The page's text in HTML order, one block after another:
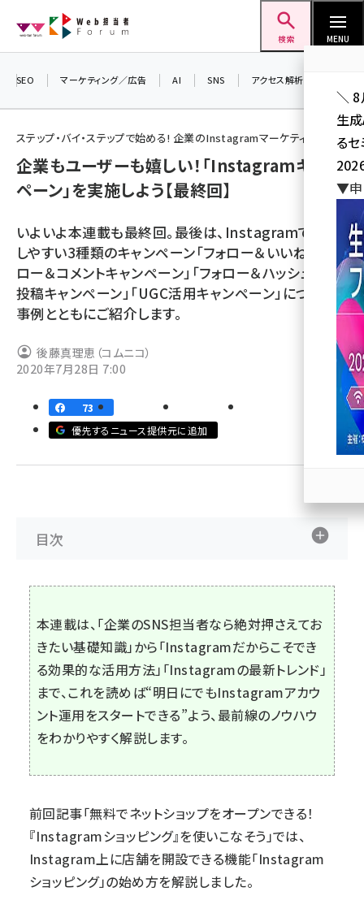
ン
検索 MENU
seo (3528)
youtube (2439)
note (2315)
セミナー (2308)
meo (1277)
SEO マーケティング／広告 AI SNS アクセス解析／データ分析
ステップ・バイ・ステップで始める! 企業のInstagramマーケティング
企業もユーザーも嬉しい！「Instagramキャン
ペーン」を実施しよう【最終回】
いよいよ本連載も最終回。最後は、Instagramで実施
しやすい3種類のキャンペーン「フォロー＆いいね／フォ
ロー＆コメントキャンペーン」「フォロー＆ハッシュタグ
投稿キャンペーン」「UGC活用キャンペーン」について、
事例とともにご紹介します。
後藤真理恵（コムニコ）
2020年7月28日 7:00
73
優先するニュース提供元に追加
目次
本連載は、「企業のSNS担当者なら絶対押さえてお
きたい基礎知識」から「Instagramだからこそでき
る効果的な活用方法」「Instagramの最新トレンド」
まで、これを読めば“明日にでもInstagramアカウ
ント運用をスタートできる”よう、最前線のノウハウ
をわかりやすく解説します。
前回記事「無料でネットショップをオープンできる！
『Instagramショッピング』を使いこなそう」では、
Instagram上に店舗を開設できる機能「Instagram
ショッピング」の始め方を解説しました。
＼ 8
生
る
▼申